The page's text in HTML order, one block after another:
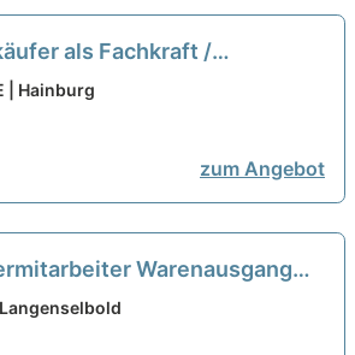
als Fachkraft /
Frischetheke
| Hainburg
zum Angebot
Warenausgang
d)